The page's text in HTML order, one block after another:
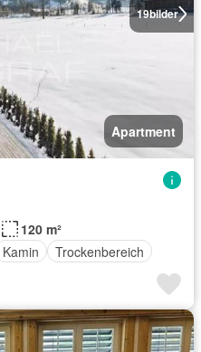
19bilder
Apartment
120 m²
Kamin Trockenbereich